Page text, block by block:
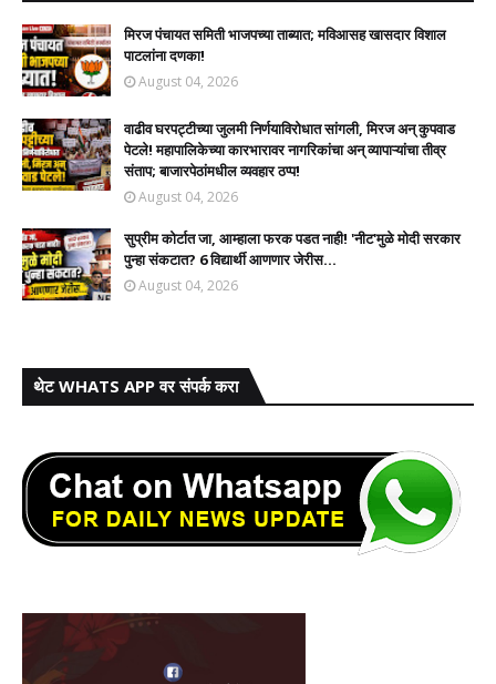
मिरज पंचायत समिती भाजपच्या ताब्यात; मविआसह खासदार विशाल
पाटलांना दणका!
August 04, 2026
वाढीव घरपट्टीच्या जुलमी निर्णयाविरोधात सांगली, मिरज अन् कुपवाड
पेटले! महापालिकेच्या कारभारावर नागरिकांचा अन् व्यापाऱ्यांचा तीव्र
संताप; बाजारपेठांमधील व्यवहार ठप्प!​
August 04, 2026
सुप्रीम कोर्टात जा, आम्हाला फरक पडत नाही! 'नीट'मुळे मोदी सरकार
पुन्हा संकटात? 6 विद्यार्थी आणणार जेरीस...
August 04, 2026
थेट WHATS APP वर संपर्क करा